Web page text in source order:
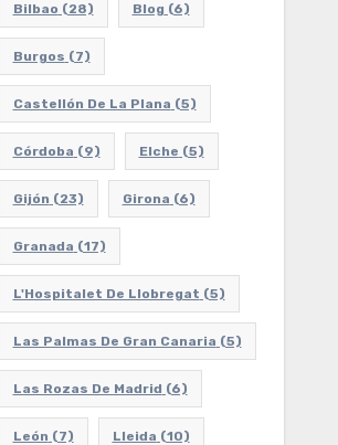
Bilbao (28) Blog (6)
Burgos (7)
Castellón De La Plana (5)
Córdoba (9) Elche (5)
Gijón (23) Girona (6)
Granada (17)
L'Hospitalet De Llobregat (5)
Las Palmas De Gran Canaria (5)
Las Rozas De Madrid (6)
León (7) Lleida (10)